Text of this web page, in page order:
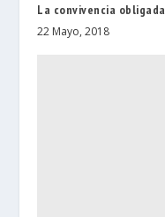
La convivencia obligada
22 Mayo, 2018